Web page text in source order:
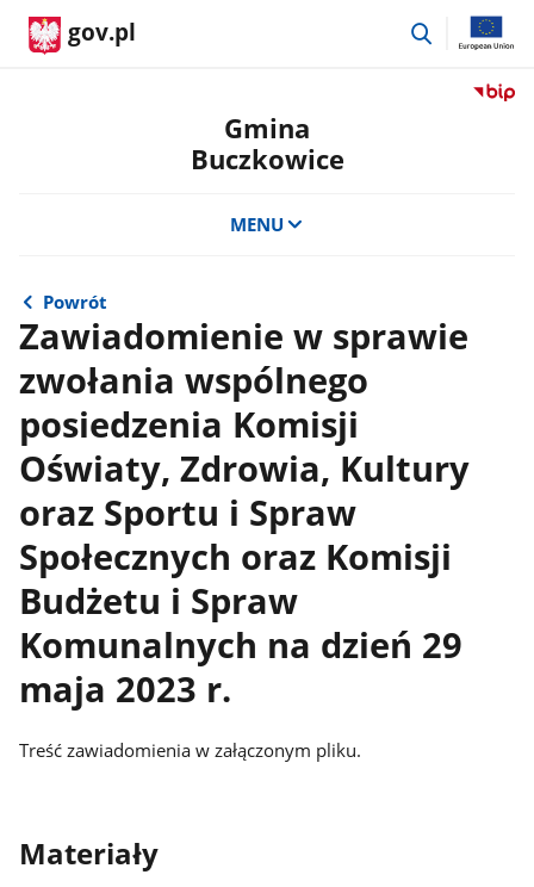
gov.pl
przejdź
Przejdź
Gmina
Buczkowice
MENU
Powrót
Zawiadomienie w sprawie
zwołania wspólnego
posiedzenia Komisji
Oświaty, Zdrowia, Kultury
oraz Sportu i Spraw
Społecznych oraz Komisji
Budżetu i Spraw
Komunalnych na dzień 29
maja 2023 r.
Treść zawiadomienia w załączonym pliku.
Materiały